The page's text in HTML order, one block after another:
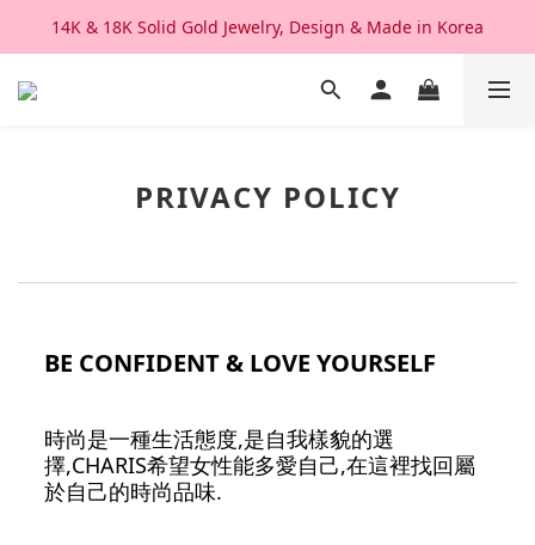
We Ship Worldwide. Good After Service
14K & 18K Solid Gold Jewelry, Design & Made in Korea
We Ship Worldwide. Good After Service
PRIVACY POLICY
BE CONFIDENT & LOVE YOURSELF
時尚是一種生活態度,是自我樣貌的選
擇,CHARIS希望女性能多愛自己,在這裡找回屬
於自己的時尚品味.